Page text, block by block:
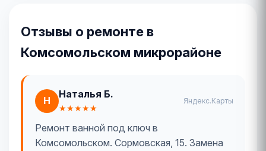
Отзывы о ремонте в
Комсомольском микрорайоне
Н
Наталья Б.
★★★★★
Яндекс.Карты
Ремонт ванной под ключ в
Комсомольском. Сормовская, 15. Замена